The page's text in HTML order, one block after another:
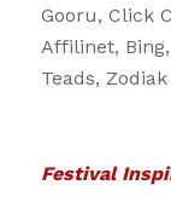
Gooru, Click
Affilinet,
Teads,
Festival